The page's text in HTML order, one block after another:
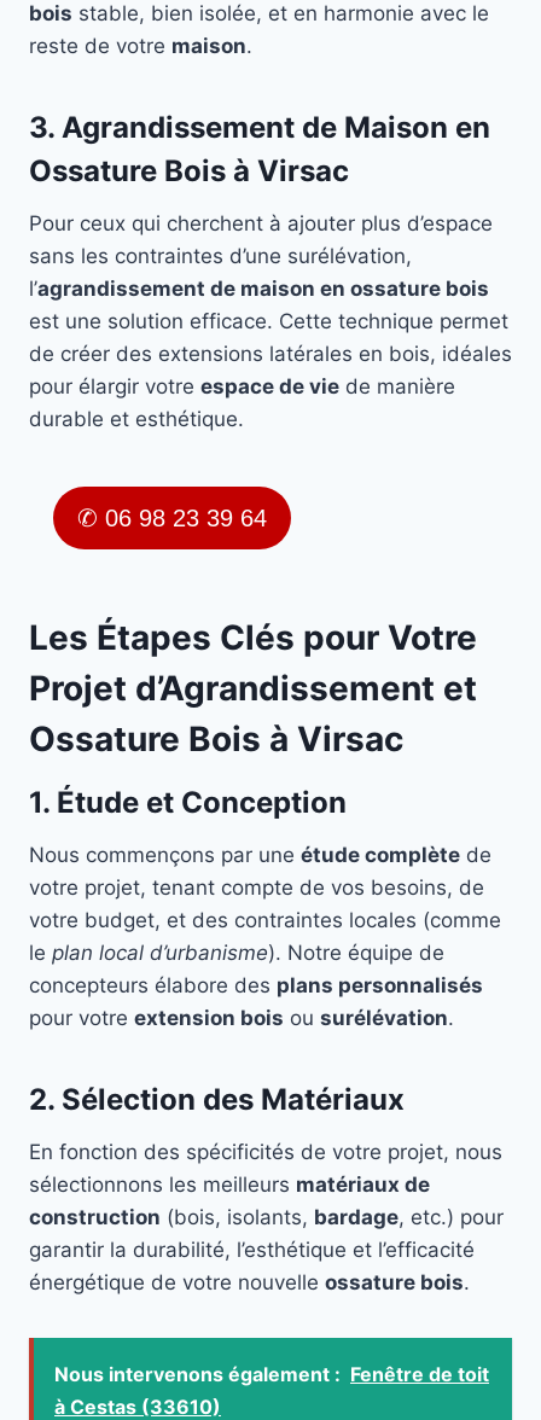
bois stable, bien isolée, et en harmonie avec le
reste de votre maison.
3. Agrandissement de Maison en
Ossature Bois à Virsac
Pour ceux qui cherchent à ajouter plus d’espace
sans les contraintes d’une surélévation,
l’agrandissement de maison en ossature bois
est une solution efficace. Cette technique permet
de créer des extensions latérales en bois, idéales
pour élargir votre espace de vie de manière
durable et esthétique.
✆ 06 98 23 39 64
Les Étapes Clés pour Votre
Projet d’Agrandissement et
Ossature Bois à Virsac
1. Étude et Conception
Nous commençons par une étude complète de
votre projet, tenant compte de vos besoins, de
votre budget, et des contraintes locales (comme
le plan local d’urbanisme). Notre équipe de
concepteurs élabore des plans personnalisés
pour votre extension bois ou surélévation.
2. Sélection des Matériaux
En fonction des spécificités de votre projet, nous
sélectionnons les meilleurs matériaux de
construction (bois, isolants, bardage, etc.) pour
garantir la durabilité, l’esthétique et l’efficacité
énergétique de votre nouvelle ossature bois.
Nous intervenons également : Fenêtre de toit
à Cestas (33610)